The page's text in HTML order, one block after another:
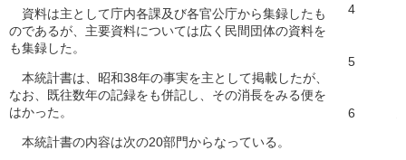
資料は主として庁内各課及び各官公庁から集録したも
のであるが、主要資料については広く民間団体の資料を
も集録した。
本統計書は、昭和38年の事実を主として掲載したが、
なお、既往数年の記録をも併記し、その消長をみる便を
はかった。
本統計書の内容は次の20部門からなっている。
4
5
6